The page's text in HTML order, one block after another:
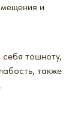
и
себя тошноту,
также